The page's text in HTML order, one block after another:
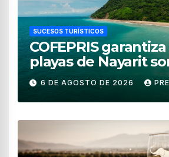
SUCESOS TURÍSTICOS
COFEPRIS
playas de Nayarit
para uso recreativo
6 DE AGOSTO DE 2026